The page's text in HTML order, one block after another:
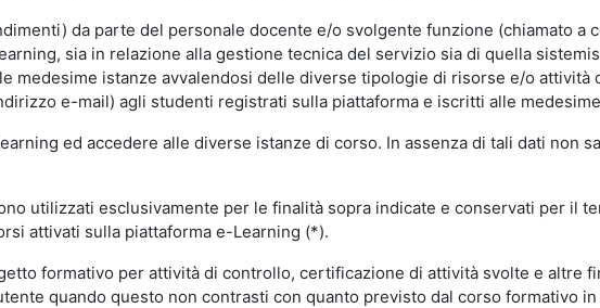
da parte del personale docente e/o svolgente funzione (chiamato a
sia in relazione alla gestione tecnica del servizio sia di quella
istanze avvalendosi delle diverse tipologie di risorse e/o attività
e-mail) agli studenti registrati sulla piattaforma e iscritti alle
ed accedere alle diverse istanze di corso. In assenza di tali dati non
utilizzati esclusivamente per le finalità sopra indicate e conservati per il
attivati sulla piattaforma e-Learning (*).
formativo per attività di controllo, certificazione di attività svolte e altre
quando questo non contrasti con quanto previsto dal corso formativo